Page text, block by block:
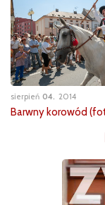
sierpień 04 2014
Barwny korowód